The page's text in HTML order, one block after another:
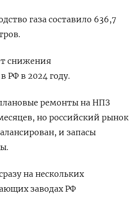
газа составило 636,7
снижения
РФ в 2024 году.
ремонты на НПЗ
но российский рынок
и запасы
на нескольких
заводах РФ